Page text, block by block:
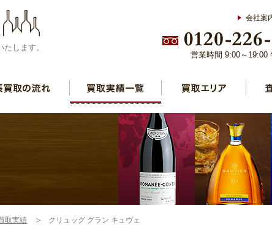
します。
会社案
営業時間 9:00～19:00
取実績 クリュッグ グラン キュヴェ